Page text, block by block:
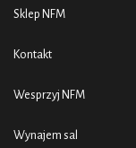
Sklep NFM
Kontakt
Wesprzyj NFM
Wynajem sal